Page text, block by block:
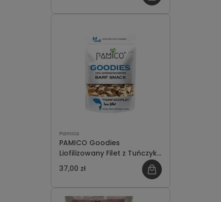
Pamico
PAMICO Goodies
Liofilizowany Filet z Tuńczyka
50g
37,00 zł